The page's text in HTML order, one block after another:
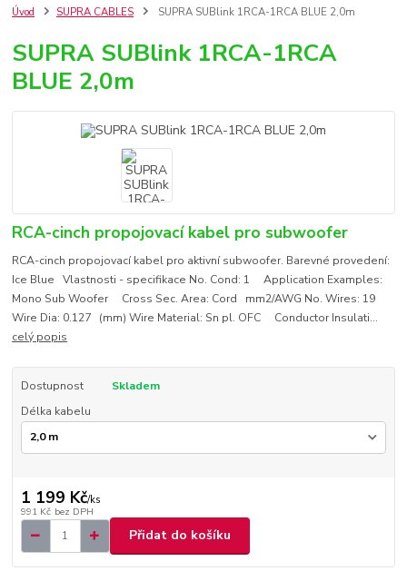
Úvod SUPRA CABLES SUPRA SUBlink 1RCA-1RCA BLUE 2,0m
SUPRA SUBlink 1RCA-1RCA
BLUE 2,0m
RCA-cinch propojovací kabel pro subwoofer
RCA-cinch propojovací kabel pro aktivní subwoofer. Barevné provedení:
Ice Blue Vlastnosti - specifikace No. Cond: 1 Application Examples:
Mono Sub Woofer Cross Sec. Area: Cord mm2/AWG No. Wires: 19
Wire Dia: 0.127 (mm) Wire Material: Sn pl. OFC Conductor Insulati...
celý popis
Dostupnost
Skladem
Délka kabelu
1 199 Kč/ks
991 Kč bez DPH
Přidat do košíku